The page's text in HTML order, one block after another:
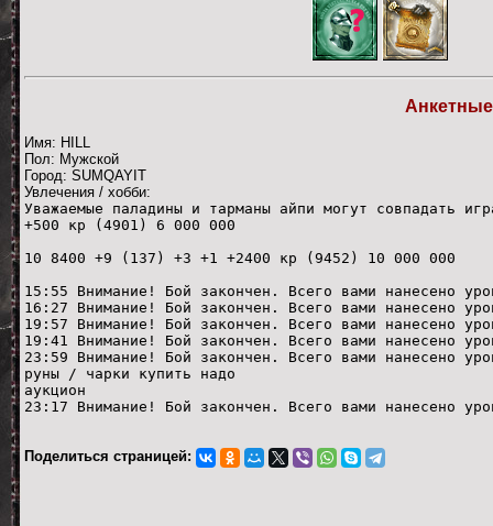
Имя: HILL
Пол: Мужской
Город: SUMQAYIT
Увлечения / хобби:
Уважаемые паладины и тарманы айпи могут совпадать
+500 кр (4901) 6 000 000
10 8400 +9 (137) +3 +1 +2400 кр (9452) 10 000 000
15:55 Внимание! Бой закончен. Всего вами нанесено
16:27 Внимание! Бой закончен. Всего вами нанесено
19:57 Внимание! Бой закончен. Всего вами нанесено
19:41 Внимание! Бой закончен. Всего вами нанесено
23:59 Внимание! Бой закончен. Всего вами нанесено
руны / чарки купить надо
аукцион
23:17 Внимание! Бой закончен. Всего вами нанесено
Поделиться страницей: